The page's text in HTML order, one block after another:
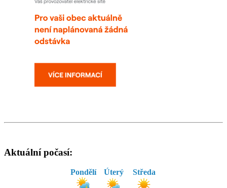
Aktuální počasí:
Pondělí Úterý Středa